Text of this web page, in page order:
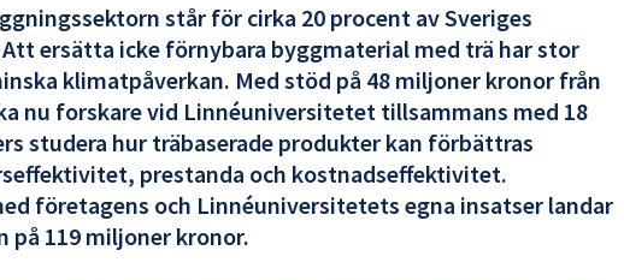
står för cirka 20 procent av Sveriges
ersätta icke förnybara byggmaterial med trä har stor
klimatpåverkan. Med stöd på 48 miljoner kronor från
nu forskare vid Linnéuniversitetet tillsammans med 18
studera hur träbaserade produkter kan förbättras
prestanda och kostnadseffektivitet.
företagens och Linnéuniversitetets egna insatser landar
på 119 miljoner kronor.